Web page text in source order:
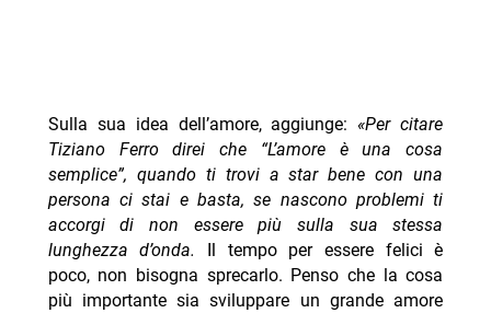
Sulla sua idea dell’amore, aggiunge:«Per citare
Tiziano Ferro direi che “L’amore è una cosa
semplice”, quando ti trovi a star bene con una
persona ci stai e basta, se nascono problemi ti
accorgi di non essere più sulla sua stessa
lunghezza d’onda.
Il tempo per essere felici è
poco, non bisogna sprecarlo. Penso che la cosa
più importante sia sviluppare un grande amore